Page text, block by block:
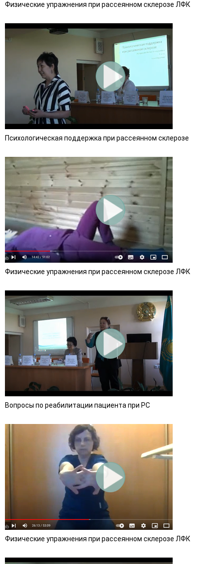
Физические упражнения при рассеянном склерозе ЛФК
Психологическая поддержка при рассеянном склерозе
Физические упражнения при рассеянном склерозе ЛФК
Вопросы по реабилитации пациента при РС
Физические упражнения при рассеянном склерозе ЛФК